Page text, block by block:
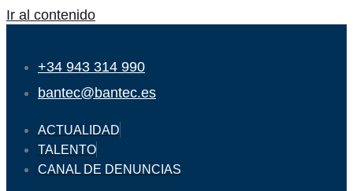
Ir al contenido
+34 943 314 990
bantec@bantec.es
ACTUALIDAD
TALENTO
CANAL DE DENUNCIAS